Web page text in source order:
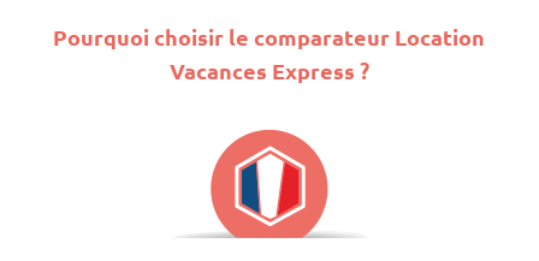
Pourquoi choisir le comparateur Location
Vacances Express ?